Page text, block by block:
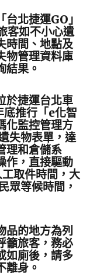
台北捷運GO」
客如不小心遺
時間、地點及
物管理資料庫
結果。
於捷運台北車
推行「e化智
化監控管理方
失物表單，達
理和倉儲系
作，直接驅動
取件時間，大
眾等候時間，
品的地方為列
籲旅客，務必
如廁後，請多
離身。